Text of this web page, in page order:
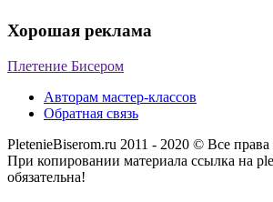
Хорошая реклама
Плетение Бисером
Авторам мастер-классов
Обратная связь
PletenieBiserom.ru 2011 - 2020 © Все
При копировании материала ссылка на
обязательна!